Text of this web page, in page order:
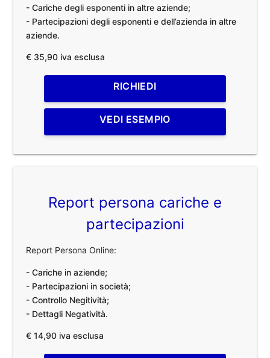
- Cariche degli esponenti in altre aziende;
- Partecipazioni degli esponenti e dell’azienda in altre
aziende.
€ 35,90 iva esclusa
RICHIEDI
VEDI ESEMPIO
Report persona cariche e
partecipazioni
Report Persona Online:
- Cariche in aziende;
- Partecipazioni in società;
- Controllo Negitività;
- Dettagli Negatività.
€ 14,90 iva esclusa